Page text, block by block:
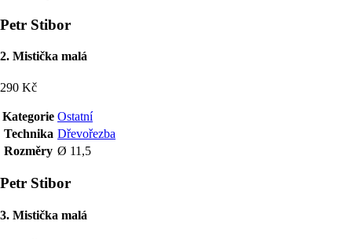
Petr Stibor
2. Mistička malá
290 Kč
Kategorie Ostatní
Technika Dřevořezba
Rozměry Ø 11,5
Petr Stibor
3. Mistička malá